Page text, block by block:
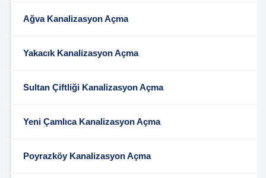
Ağva Kanalizasyon Açma
Yakacık Kanalizasyon Açma
Sultan Çiftliği Kanalizasyon Açma
Yeni Çamlıca Kanalizasyon Açma
Poyrazköy Kanalizasyon Açma